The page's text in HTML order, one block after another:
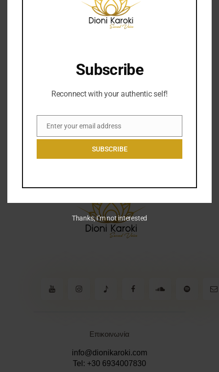
Όροι & Προϋποθέσεις
Πολιτική Ακυρώσεων &
Επιστροφής Χρημάτων (Refund
Πολιτική Απορρήτου
Επικοινωνία
Επικοινωνία
info@dionikaroki.com
Tel: +30 6934007830
Subscribe
Reconnect with your authentic self!
Email
Enter your email address
SUBSCRIBE
Thanks, I’m not interested